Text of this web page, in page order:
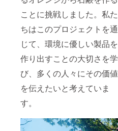
ことに挑戦しました。私た
ちはこのプロジェクトを通
じて、環境に優しい製品を
作り出すことの大切さを学
び、多くの人々にその価値
を伝えたいと考えていま
す。